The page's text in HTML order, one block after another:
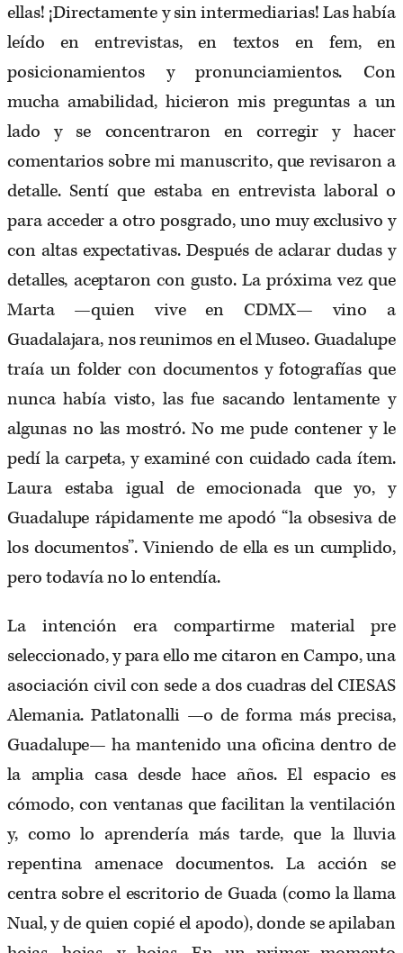
ellas! ¡Directamente y sin intermediarias! Las había
leído en entrevistas, en textos en fem, en
posicionamientos y pronunciamientos. Con
mucha amabilidad, hicieron mis preguntas a un
lado y se concentraron en corregir y hacer
comentarios sobre mi manuscrito, que revisaron a
detalle. Sentí que estaba en entrevista laboral o
para acceder a otro posgrado, uno muy exclusivo y
con altas expectativas. Después de aclarar dudas y
detalles, aceptaron con gusto. La próxima vez que
Marta —quien vive en CDMX— vino a
Guadalajara, nos reunimos en el Museo. Guadalupe
traía un folder con documentos y fotografías que
nunca había visto, las fue sacando lentamente y
algunas no las mostró. No me pude contener y le
pedí la carpeta, y examiné con cuidado cada ítem.
Laura estaba igual de emocionada que yo, y
Guadalupe rápidamente me apodó “la obsesiva de
los documentos”. Viniendo de ella es un cumplido,
pero todavía no lo entendía.
La intención era compartirme material pre
seleccionado, y para ello me citaron en Campo, una
asociación civil con sede a dos cuadras del CIESAS
Alemania. Patlatonalli —o de forma más precisa,
Guadalupe— ha mantenido una oficina dentro de
la amplia casa desde hace años. El espacio es
cómodo, con ventanas que facilitan la ventilación
y, como lo aprendería más tarde, que la lluvia
repentina amenace documentos. La acción se
centra sobre el escritorio de Guada (como la llama
Nual, y de quien copié el apodo), donde se apilaban